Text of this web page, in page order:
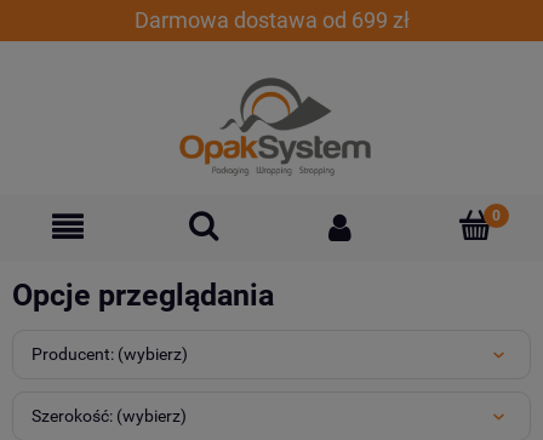
Darmowa dostawa od 699 zł
Opcje przeglądania
Producent: (wybierz)
Szerokość: (wybierz)